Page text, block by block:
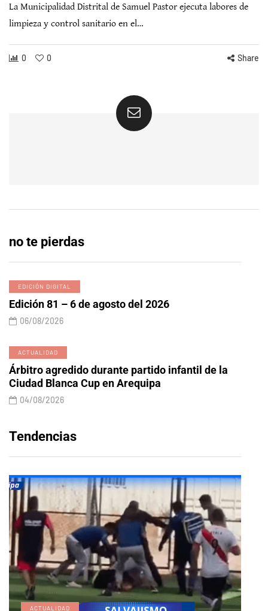
La Municipalidad Distrital de Samuel Pastor ejecuta labores de
limpieza y control sanitario en el…
0 0 Share
no te pierdas
EDICIÓN DIGITAL
Edición 81 – 6 de agosto del 2026
06/08/2026
ACTUALIDAD
Árbitro agredido durante partido infantil de la
Ciudad Blanca Cup en Arequipa
04/08/2026
Tendencias
ACTUALIDAD